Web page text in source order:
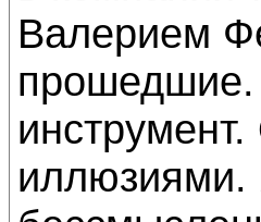
Валерием
прошедшие.
иллюзиями.